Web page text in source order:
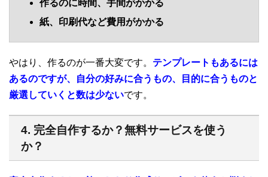
作るのに時間、手間がかかる
紙、印刷代など費用がかかる
やはり、作るのが一番大変です。 テンプレートもあるには
あるのですが、自分の好みに合うもの、目的に合うものと
厳選していくと数は少ないです。
4. 完全自作するか？無料サービスを使う
か？